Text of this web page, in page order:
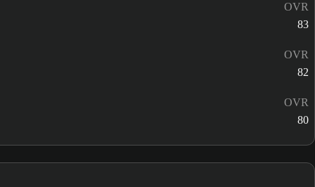
OVR
83
OVR
82
OVR
80